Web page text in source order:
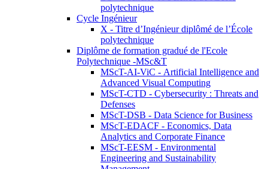
polytechnique
Cycle Ingénieur
X - Titre d’Ingénieur diplômé de l’École
polytechnique
Diplôme de formation gradué de l'Ecole
Polytechnique -MSc&T
MScT-AI-ViC - Artificial Intelligence and
Advanced Visual Computing
MScT-CTD - Cybersecurity : Threats and
Defenses
MScT-DSB - Data Science for Business
MScT-EDACF - Economics, Data
Analytics and Corporate Finance
MScT-EESM - Environmental
Engineering and Sustainability